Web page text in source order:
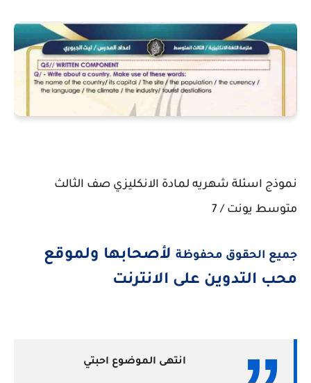
نموذج اسئلة شهريه لمادة الانكليزي صف الثالث
متوسط يونت / 7
جميع الحقوق محفوظة لأصحابها ولموقع
محب التدوين على الانترنت
انتهى الموضوع احبتي